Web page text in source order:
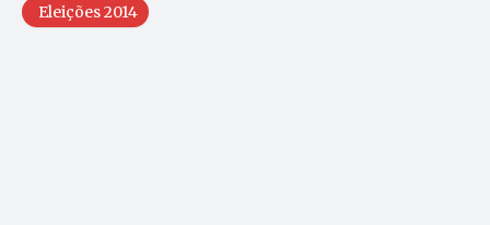
Eleições 2014